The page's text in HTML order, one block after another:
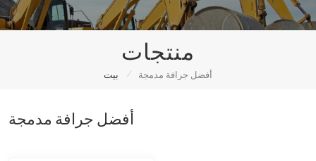
منتجات
بيت / أفضل جرافة مدمجة
أفضل جرافة مدمجة